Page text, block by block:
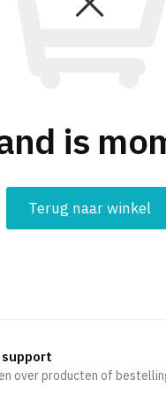
is
Terug naar winkel
over producten of